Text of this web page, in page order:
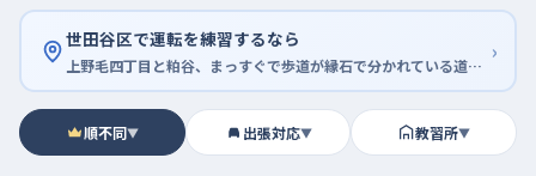
世田谷区で運転を練習するなら
上野毛四丁目と粕谷、まっすぐで歩道が縁石で分かれている道から始める ›
順不同▼ 出張対応▼ 教習所▼